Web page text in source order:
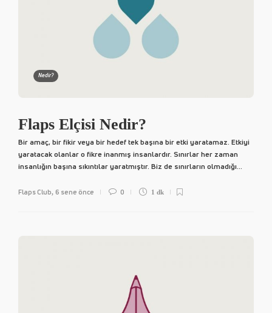
Nedir?
Flaps Elçisi Nedir?
Bir amaç, bir fikir veya bir hedef tek başına bir etki yaratamaz. Etkiyi
yaratacak olanlar o fikre inanmış insanlardır. Sınırlar her zaman
insanlığın başına sıkıntılar yaratmıştır. Biz de sınırların olmadığı...
Flaps Club, 6 sene önce 0 1 dk